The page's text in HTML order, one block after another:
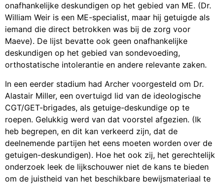
onafhankelijke deskundigen op het gebied van ME. (Dr.
William Weir is een ME-specialist, maar hij getuigde als
iemand die direct betrokken was bij de zorg voor
Maeve). De lijst bevatte ook geen onafhankelijke
deskundigen op het gebied van sondevoeding,
orthostatische intolerantie en andere relevante zaken.
In een eerder stadium had Archer voorgesteld om Dr.
Alastair Miller, een overtuigd lid van de ideologische
CGT/GET-brigades, als getuige-deskundige op te
roepen. Gelukkig werd van dat voorstel afgezien. (Ik
heb begrepen, en dit kan verkeerd zijn, dat de
deelnemende partijen het eens moeten worden over de
getuigen-deskundigen). Hoe het ook zij, het gerechtelijk
onderzoek leek de lijkschouwer niet de kans te bieden
om de juistheid van het beschikbare bewijsmateriaal te